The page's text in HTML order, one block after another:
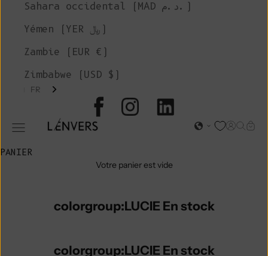
L'ENVERS
Ouvrir le menu de navigation Page
Sahara occidental (MAD د.م.)
Yémen (YER ﷼)
Zambie (EUR €)
Zimbabwe (USD $)
FR
PANIER
Votre panier est vide
colorgroup:LUCIE En stock
colorgroup:LUCIE En stock